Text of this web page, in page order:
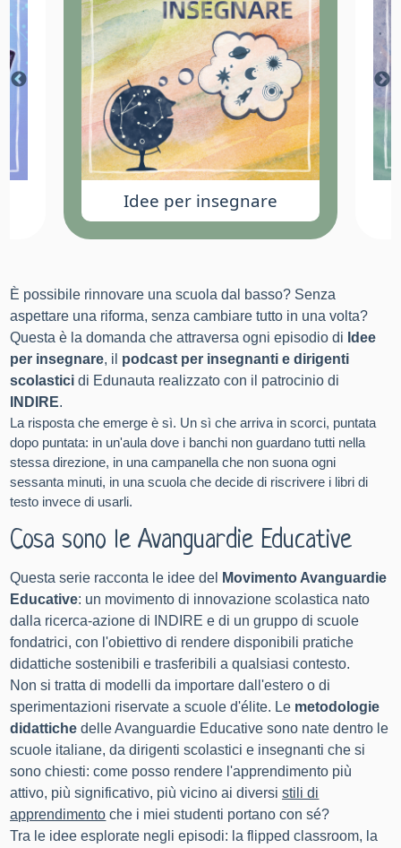
Idee per insegnare
È possibile rinnovare una scuola dal basso? Senza
aspettare una riforma, senza cambiare tutto in una volta?
Questa è la domanda che attraversa ogni episodio di Idee
per insegnare, il podcast per insegnanti e dirigenti
scolasticidi Edunauta realizzato con il patrocinio di
INDIRE.
La risposta che emerge è sì. Un sì che arriva in scorci, puntata
dopo puntata: in un'aula dove i banchi non guardano tutti nella
stessa direzione, in una campanella che non suona ogni
sessanta minuti, in una scuola che decide di riscrivere i libri di
testo invece di usarli.
Cosa sono le Avanguardie Educative
Questa serie racconta le idee del
Movimento Avanguardie
Educative: un movimento di innovazione scolastica nato
dalla ricerca-azione di INDIRE e di un gruppo di scuole
fondatrici, con l'obiettivo di rendere disponibili pratiche
didattiche sostenibili e trasferibili a qualsiasi contesto.
Non si tratta di modelli da importare dall'estero o di
sperimentazioni riservate a scuole d'élite. Le metodologie
didattiche delle Avanguardie Educative sono nate dentro le
scuole italiane, da dirigenti scolastici e insegnanti che si
sono chiesti: come posso rendere l'apprendimento più
attivo, più significativo, più vicino ai diversistili di
apprendimento che i miei studenti portano con sé?
Tra le idee esplorate negli episodi: la flipped classroom, la